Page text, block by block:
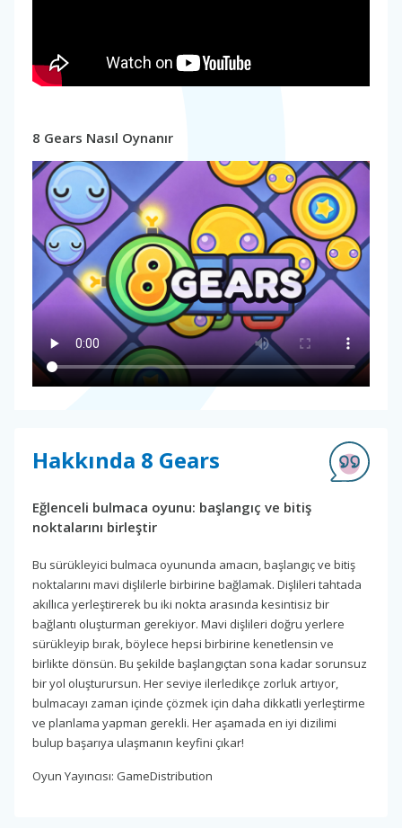
8 Gears Nasıl Oynanır
Hakkında 8 Gears
Eğlenceli bulmaca oyunu: başlangıç ve bitiş
noktalarını birleştir
Bu sürükleyici bulmaca oyununda amacın, başlangıç ve bitiş
noktalarını mavi dişlilerle birbirine bağlamak. Dişlileri tahtada
akıllıca yerleştirerek bu iki nokta arasında kesintisiz bir
bağlantı oluşturman gerekiyor. Mavi dişlileri doğru yerlere
sürükleyip bırak, böylece hepsi birbirine kenetlensin ve
birlikte dönsün. Bu şekilde başlangıçtan sona kadar sorunsuz
bir yol oluşturursun. Her seviye ilerledikçe zorluk artıyor,
bulmacayı zaman içinde çözmek için daha dikkatli yerleştirme
ve planlama yapman gerekli. Her aşamada en iyi dizilimi
bulup başarıya ulaşmanın keyfini çıkar!
Oyun Yayıncısı: GameDistribution